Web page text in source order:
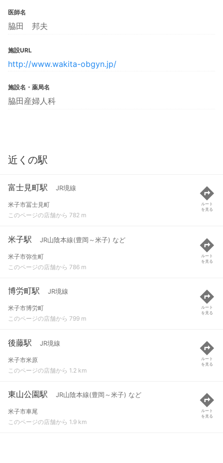
医師名
脇田 邦夫
施設URL
http://www.wakita-obgyn.jp/
施設名・薬局名
脇田産婦人科
近くの駅
富士見町駅 JR境線
米子市冨士見町
このページの店舗から 782 m
ルート
を見る
米子駅 JR山陰本線(豊岡～米子) など
米子市弥生町
このページの店舗から 786 m
ルート
を見る
博労町駅 JR境線
米子市博労町
このページの店舗から 799 m
ルート
を見る
後藤駅 JR境線
米子市米原
このページの店舗から 1.2 km
ルート
を見る
東山公園駅 JR山陰本線(豊岡～米子) など
米子市車尾
このページの店舗から 1.9 km
ルート
を見る